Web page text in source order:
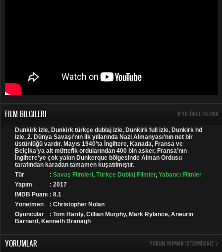
FILM BILGILERI 8 YIL ÖNCE EKLENDI
Dunkirk izle, Dunkirk türkçe dublaj izle, Dunkirk full izle, Dunkirk hd
izle, 2. Dünya Savaşı’nın ilk yıllarında Nazi Almanyası’nın net bir
üstünlüğü vardır. Mayıs 1940’ta İngiltere, Kanada, Fransa ve
Belçika’ya ait müttefik ordularından 400 bin asker, Fransa’nın
İngiltere’ye çok yakın Dunkerque bölgesinde Alman Ordusu
tarafından karadan tamamen kuşatılmıştır.
Tür
: Savaş Filmleri, Türkçe Dublaj Filmler, Yabancı Filmler
Yapım
: 2017
IMDB Puanı : 8.1
Yönetmen
: Christopher Nolan
Oyuncular
: Tom Hardy, Cillian Murphy, Mark Rylance, Aneurin
Barnard, Kenneth Branagh
YORUMLAR YORUM YAPMAK ISTERMISINIZ ?